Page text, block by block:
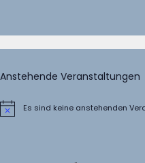
Anstehende Veranstaltungen
HinweisEs sind keine anstehenden